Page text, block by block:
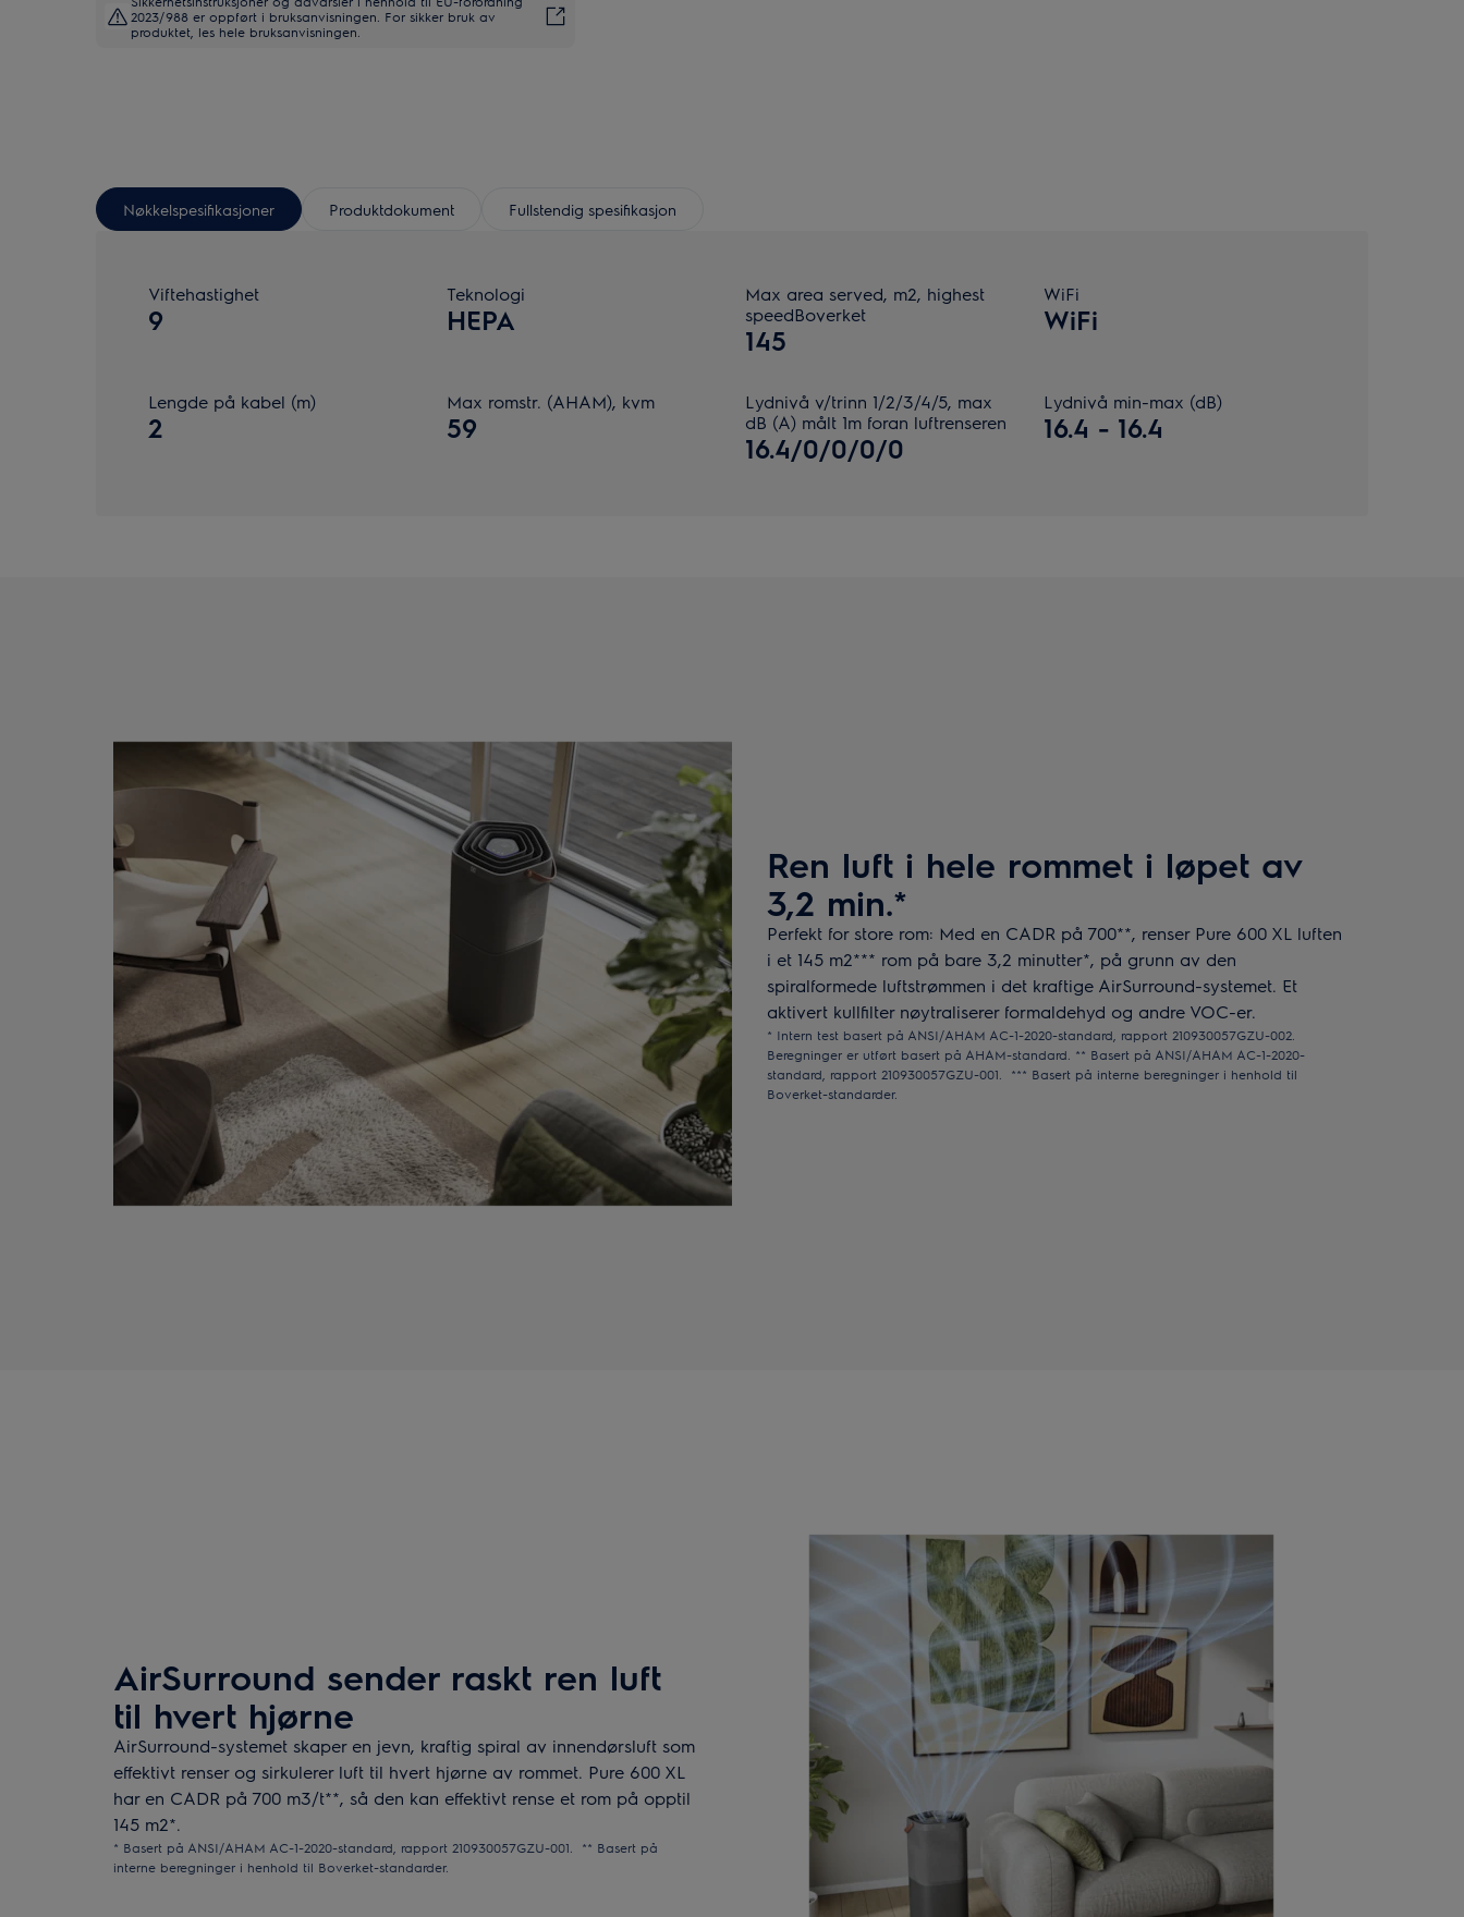
2023/988 er oppført i bruksanvisningen. For sikker bruk av
produktet, les hele bruksanvisningen.
Nøkkelspesifikasjoner Produktdokument Fullstendig spesifikasjon
Viftehastighet
9
Teknologi
HEPA
Max area served, m2, highest
speedBoverket
145
WiFi
WiFi
Lengde på kabel (m)
2
Max romstr. (AHAM), kvm
59
Lydnivå v/trinn 1/2/3/4/5, max
dB (A) målt 1m foran luftrenseren
16.4/0/0/0/0
Lydnivå min-max (dB)
16.4 - 16.4
Ren luft i hele rommet i løpet av
3,2 min.*
Perfekt for store rom: Med en CADR på 700**, renser Pure 600 XL luften
i et 145 m2*** rom på bare 3,2 minutter*, på grunn av den
spiralformede luftstrømmen i det kraftige AirSurround-systemet. Et
aktivert kullfilter nøytraliserer formaldehyd og andre VOC-er.
* Intern test basert på ANSI/AHAM AC-1-2020-standard, rapport 210930057GZU-002.
Beregninger er utført basert på AHAM-standard. ** Basert på ANSI/AHAM AC-1-2020-
standard, rapport 210930057GZU-001. *** Basert på interne beregninger i henhold til
Boverket-standarder.
AirSurround sender raskt ren luft
til hvert hjørne
AirSurround-systemet skaper en jevn, kraftig spiral av innendørsluft som
effektivt renser og sirkulerer luft til hvert hjørne av rommet. Pure 600 XL
har en CADR på 700 m3/t**, så den kan effektivt rense et rom på opptil
145 m2*.
* Basert på ANSI/AHAM AC-1-2020-standard, rapport 210930057GZU-001. ** Basert på
interne beregninger i henhold til Boverket-standarder.